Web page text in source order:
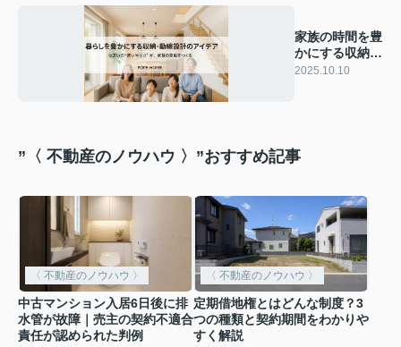
家族の時間を豊
かにする収納・
動線設計のアイ
2025.10.10
”〈 不動産のノウハウ 〉”おすすめ記事
〈 不動産のノウハウ 〉
中古マンション入居6日後に排
水管が故障｜売主の契約不適合
責任が認められた判例
〈 不動産のノウハウ 〉
定期借地権とはどんな制度？3
つの種類と契約期間をわかりや
すく解説